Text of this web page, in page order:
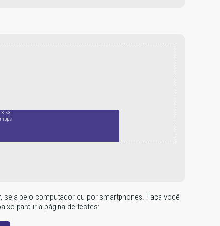
3.53
mbps
seja pelo computador ou por smartphones. Faça você
para ir a página de testes: